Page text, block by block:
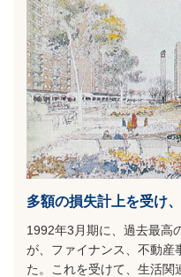
多額の損失計上を受け
1992年3月期に、過去最高
が、ファイナンス、不動産
た。これを受けて、生活関